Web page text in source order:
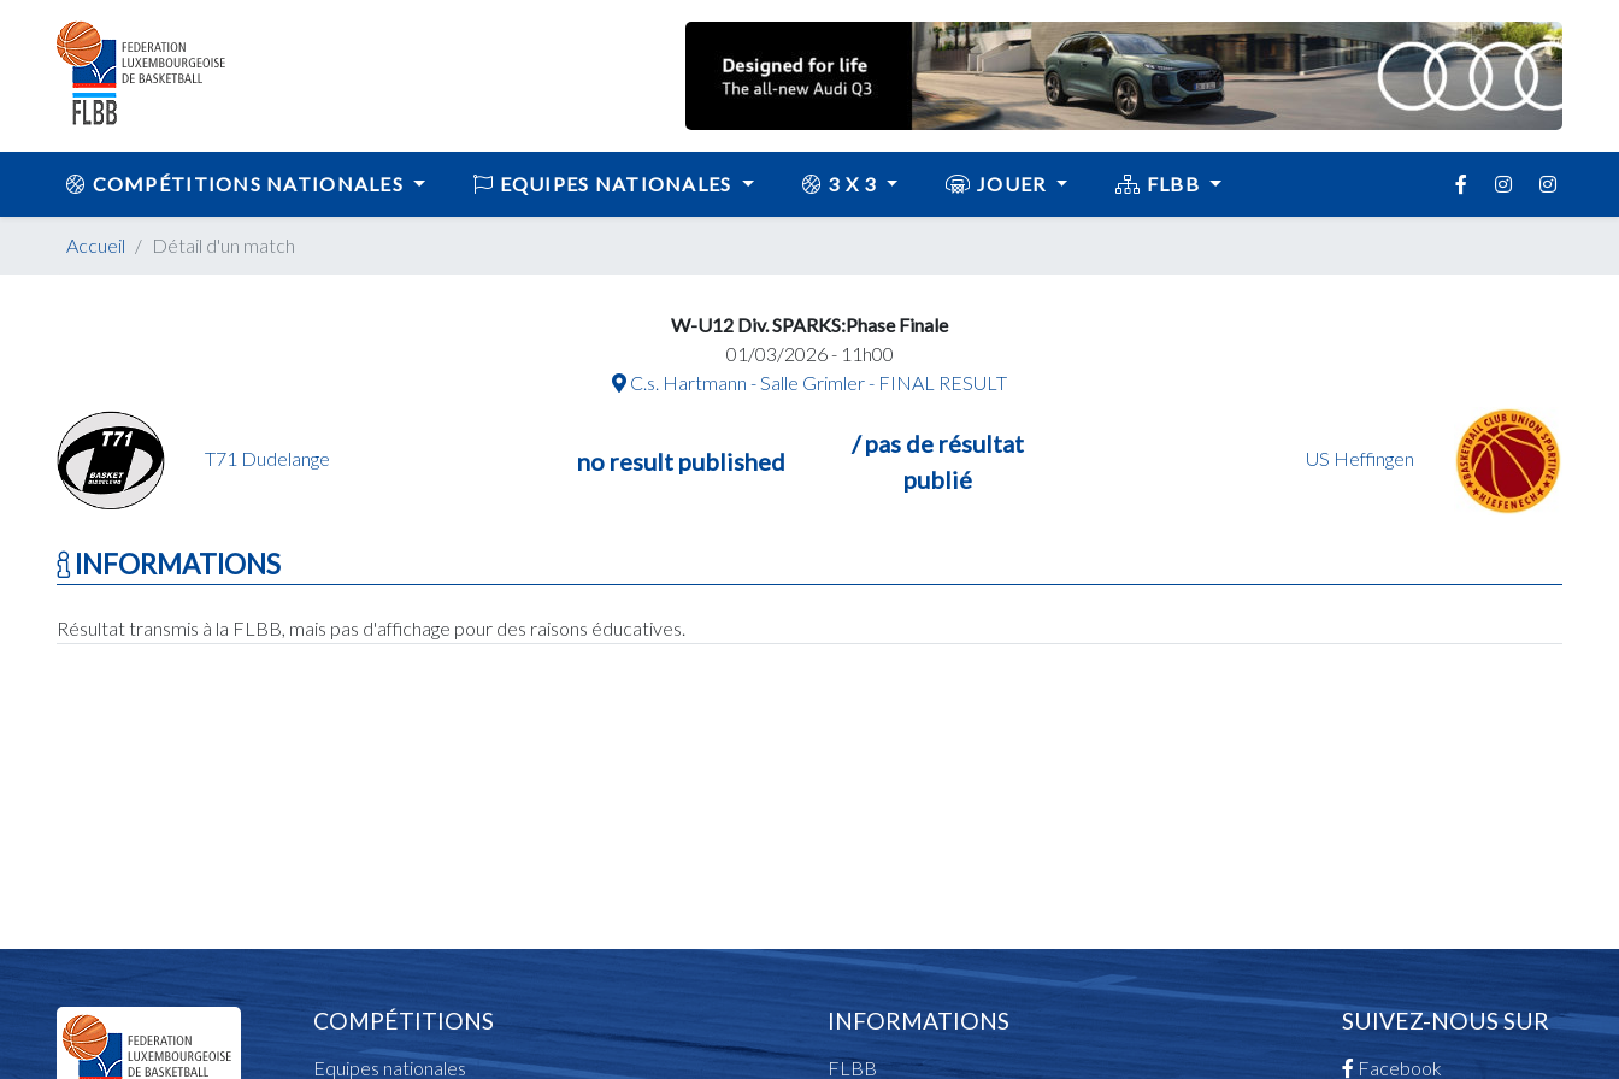
COMPÉTITIONS NATIONALES EQUIPES NATIONALES 3 X 3 JOUER FLBB
Accueil Détail d'un match
W-U12 Div. SPARKS:Phase Finale
01/03/2026 - 11h00
C.s. Hartmann - Salle Grimler - FINAL RESULT
T71 Dudelange no result published
/ pas de résultat
publié
US Heffingen
INFORMATIONS
Résultat transmis à la FLBB, mais pas d'affichage pour des raisons éducatives.
COMPÉTITIONS
Equipes nationales
INFORMATIONS
FLBB
SUIVEZ-NOUS SUR
Facebook